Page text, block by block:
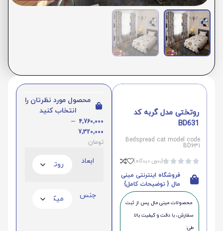
روتختی مدل گربه کد
BD631
Bedspread cat model code
BD631




(بدون دیدگاه)
فروشگاه اینترنتی مینی
مال { توضیحات کامل}
محصولات مینی‌ مال پس از ثبت
سفارش، با دقت و کیفیت بالا
طی:
محصول مورد نظرتان را
انتخاب کنید
4,760,000
–
7,320,000
تومان
ابعاد
جنس